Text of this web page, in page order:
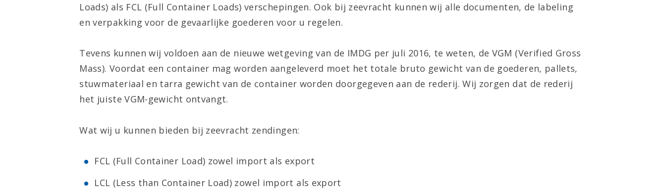
Loads) als FCL (Full Container Loads) verschepingen. Ook bij zeevracht kunnen wij alle documenten, de labeling
en verpakking voor de gevaarlijke goederen voor u regelen.
Tevens kunnen wij voldoen aan de nieuwe wetgeving van de IMDG per juli 2016, te weten, de VGM (Verified Gross
Mass). Voordat een container mag worden aangeleverd moet het totale bruto gewicht van de goederen, pallets,
stuwmateriaal en tarra gewicht van de container worden doorgegeven aan de rederij. Wij zorgen dat de rederij
het juiste VGM-gewicht ontvangt.
Wat wij u kunnen bieden bij zeevracht zendingen:
FCL (Full Container Load) zowel import als export
LCL (Less than Container Load) zowel import als export